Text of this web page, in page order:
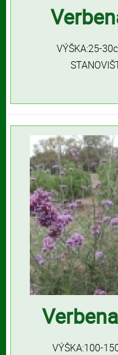
VÝŠKA:25-
VÝŠKA:100-